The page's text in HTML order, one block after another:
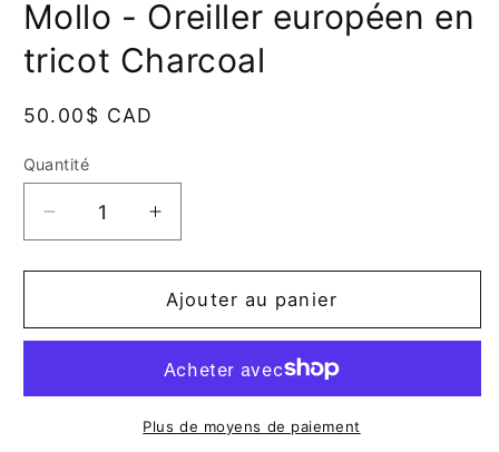
dans
une
fenêtre
modale
Mollo - Oreiller européen en
tricot Charcoal
Prix
50.00$ CAD
Quantité
Quantité
Réduire
la
quantité
Mollo
européen
Augmenter
la
quantité
de
Mollo
Oreiller
européen
en
Ajouter au panier
Plus de moyens de paiement